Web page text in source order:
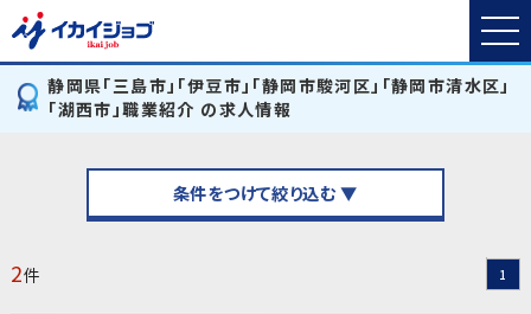
静岡県「三島市」「伊豆市」「静岡市駿河区」「静岡市清水区」
「湖西市」職業紹介 の求人情報
条件をつけて絞り込む ▼
2件 1